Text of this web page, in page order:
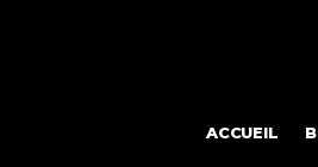
ACCUEIL